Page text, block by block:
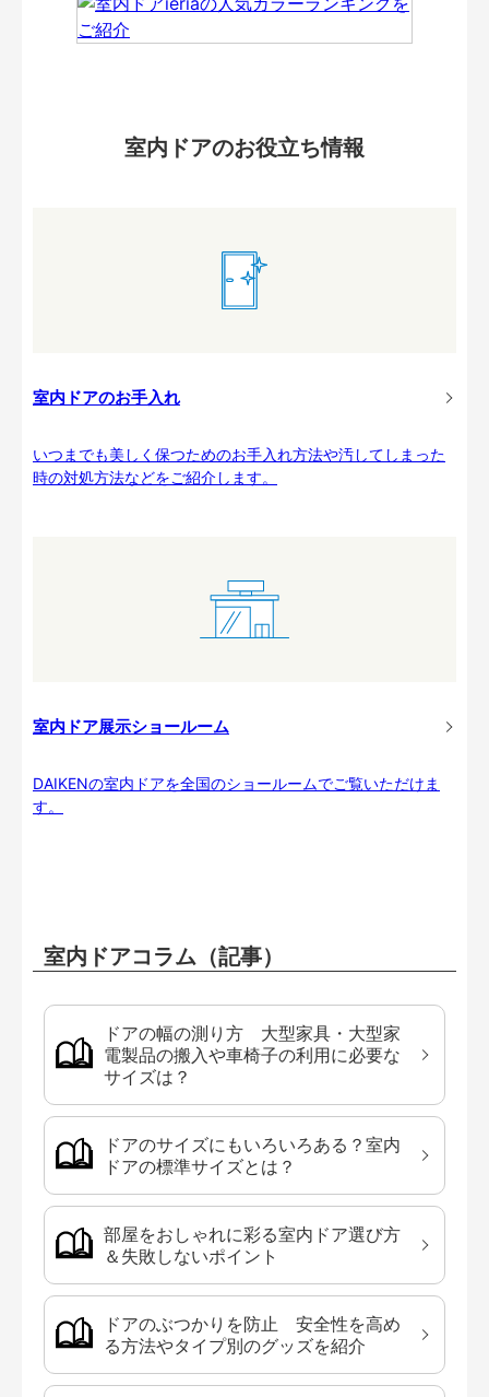
室内ドアのお役立ち情報
室内ドアのお手入れ
いつまでも美しく保つためのお手入れ方法や汚してしまった
時の対処方法などをご紹介します。
室内ドア展示ショールーム
DAIKENの室内ドアを全国のショールームでご覧いただけま
す。
室内ドアコラム（記事）
ドアの幅の測り方 大型家具・大型家
電製品の搬入や車椅子の利用に必要な
サイズは？
ドアのサイズにもいろいろある？室内
ドアの標準サイズとは？
部屋をおしゃれに彩る室内ドア選び方
＆失敗しないポイント
ドアのぶつかりを防止 安全性を高め
る方法やタイプ別のグッズを紹介